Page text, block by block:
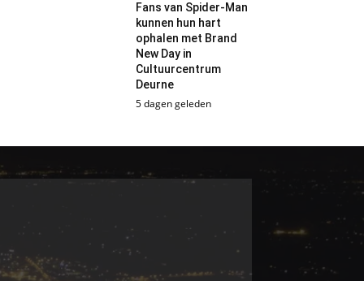
Fans van Spider-Man
kunnen hun hart
ophalen met Brand
New Day in
Cultuurcentrum
Deurne
5 dagen geleden